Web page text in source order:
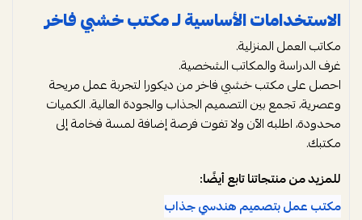
الاستخدامات الأساسية لـ مكتب خشبي فاخر
مكاتب العمل المنزلية.
غرف الدراسة والمكاتب الشخصية.
احصل على مكتب خشبي فاخر من ديكورا لتجربة عمل مريحة
وعصرية، تجمع بين التصميم الجذاب والجودة العالية. الكميات
محدودة، اطلبه الآن ولا تفوت فرصة إضافة لمسة فخامة إلى
مكتبك.
للمزيد من منتجاتنا تابع أيضًا:
مكتب عمل بتصميم هندسي جذاب